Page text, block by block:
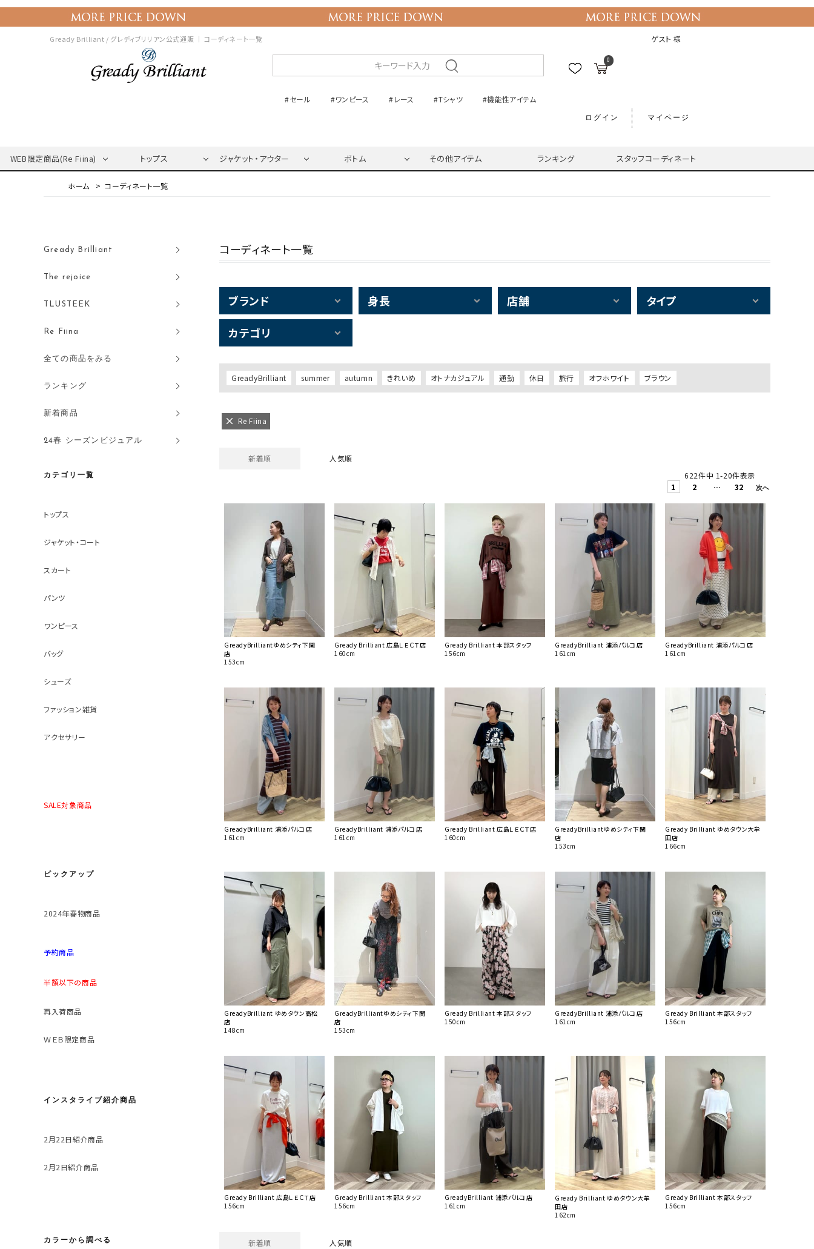
Gready Brilliant / グレディブリリアン公式通販 ｜ コーディネート一覧 ゲスト 様
0
#セール #ワンピース #レース #Tシャツ #機能性アイテム
ログイン マイページ
WEB限定商品(Re Fiina) トップス ジャケット・アウター ボトム その他アイテム ランキング スタッフコーディネート
コーディネート一覧
Gready Brilliant
The rejoice
TLUSTEEK
Re Fiina
全ての商品をみる
ランキング
新着商品
24春 シーズンビジュアル
カテゴリ一覧
トップス
ジャケット・コート
スカート
パンツ
ワンピース
バッグ
シューズ
ファッション雑貨
アクセサリー
SALE対象商品
ピックアップ
2024年春物商品
予約商品
半額以下の商品
再入荷商品
ＷＥＢ限定商品
インスタライブ紹介商品
2月22日紹介商品
2月2日紹介商品
カラーから調べる
コーディネート一覧
ブランド 身長 店舗 タイプ
カテゴリ
GreadyBrilliant summer autumn きれいめ オトナカジュアル 通勤 休日 旅行 オフホワイト ブラウン
Re Fiina
新着順
人気順
622件中 1-20件表示
1
2 … 32
GreadyBrilliantゆめシティ下関
店
153cm
Gready Brilliant 広島ＬＥＣＴ店
160cm
Gready Brilliant 本部スタッフ
156cm
GreadyBrilliant 浦添パルコ店
161cm
GreadyBrilliant 浦添パルコ店
161cm
GreadyBrilliant 浦添パルコ店
161cm
GreadyBrilliant 浦添パルコ店
161cm
Gready Brilliant 広島ＬＥＣＴ店
160cm
GreadyBrilliantゆめシティ下関
店
153cm
Gready Brilliant ゆめタウン大牟
田店
166cm
GreadyBrilliant ゆめタウン高松
店
148cm
GreadyBrilliantゆめシティ下関
店
153cm
Gready Brilliant 本部スタッフ
150cm
GreadyBrilliant 浦添パルコ店
161cm
Gready Brilliant 本部スタッフ
156cm
Gready Brilliant 広島ＬＥＣＴ店
156cm
Gready Brilliant 本部スタッフ
156cm
GreadyBrilliant 浦添パルコ店
161cm
Gready Brilliant ゆめタウン大牟
田店
162cm
Gready Brilliant 本部スタッフ
156cm
新着順
人気順